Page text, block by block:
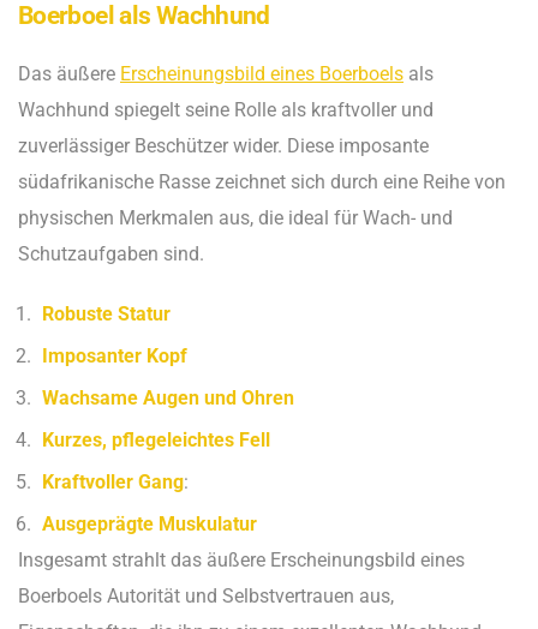
Boerboel als Wachhund
Das äußere Erscheinungsbild eines Boerboels als
Wachhund spiegelt seine Rolle als kraftvoller und
zuverlässiger Beschützer wider. Diese imposante
südafrikanische Rasse zeichnet sich durch eine Reihe von
physischen Merkmalen aus, die ideal für Wach- und
Schutzaufgaben sind.
Robuste Statur
Imposanter Kopf
Wachsame Augen und Ohren
Kurzes, pflegeleichtes Fell
Kraftvoller Gang:
Ausgeprägte Muskulatur
Insgesamt strahlt das äußere Erscheinungsbild eines
Boerboels Autorität und Selbstvertrauen aus,